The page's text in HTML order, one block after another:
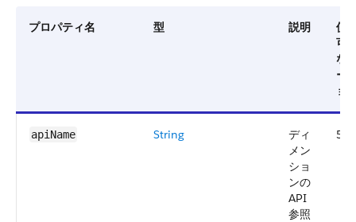
プロパティ名 型 説明
使
可
な
ー
ョ
apiName String
ディ
メン
ショ
ンの
API
参照